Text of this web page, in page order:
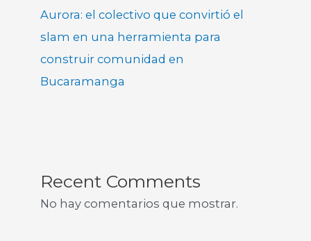
Aurora: el colectivo que convirtió el
slam en una herramienta para
construir comunidad en
Bucaramanga
Recent Comments
No hay comentarios que mostrar.